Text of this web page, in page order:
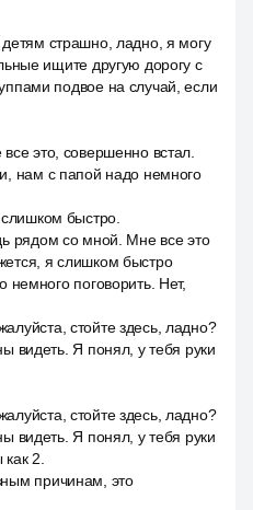
страшно, ладно, я могу
ищите другую дорогу с
подвое на случай, если
это, совершенно встал.
нам с папой надо немного
быстро.
рядом со мной. Мне все это
я слишком быстро
немного поговорить. Нет,
стойте здесь, ладно?
видеть. Я понял, у тебя руки
стойте здесь, ладно?
видеть. Я понял, у тебя руки
2.
причинам, это